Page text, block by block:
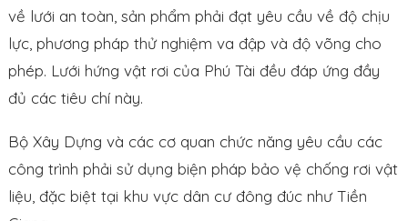
về lưới an toàn, sản phẩm phải đạt yêu cầu về độ chịu
lực, phương pháp thử nghiệm va đập và độ võng cho
phép. Lưới hứng vật rơi của Phú Tài đều đáp ứng đầy
đủ các tiêu chí này.
Bộ Xây Dựng và các cơ quan chức năng yêu cầu các
công trình phải sử dụng biện pháp bảo vệ chống rơi vật
liệu, đặc biệt tại khu vực dân cư đông đúc như Tiền